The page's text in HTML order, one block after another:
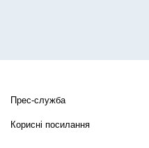
Прес-служба
Корисні посилання